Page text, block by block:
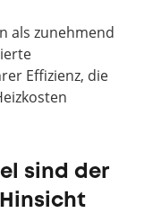
als zunehmend
Effizienz, die
sind der